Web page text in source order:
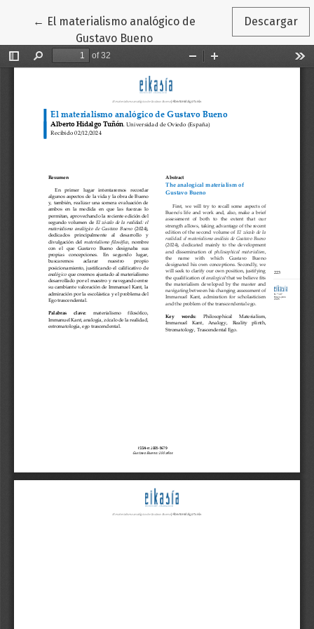
← Volver a los detalles del artículo
El materialismo analógico de
Gustavo Bueno
Descargar